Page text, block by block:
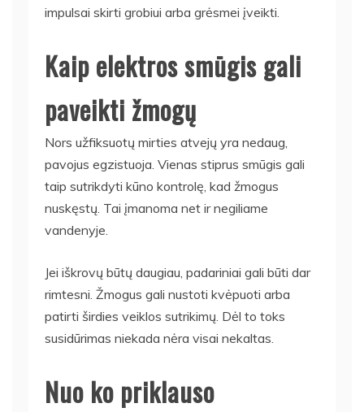
impulsai skirti grobiui arba grėsmei įveikti.
Kaip elektros smūgis gali
paveikti žmogų
Nors užfiksuotų mirties atvejų yra nedaug,
pavojus egzistuoja. Vienas stiprus smūgis gali
taip sutrikdyti kūno kontrolę, kad žmogus
nuskęstų. Tai įmanoma net ir negiliame
vandenyje.
Jei iškrovų būtų daugiau, padariniai gali būti dar
rimtesni. Žmogus gali nustoti kvėpuoti arba
patirti širdies veiklos sutrikimų. Dėl to toks
susidūrimas niekada nėra visai nekaltas.
Nuo ko priklauso